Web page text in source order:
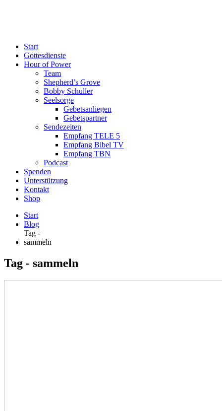
Start
Gottesdienste
Hour of Power
Team
Shepherd’s Grove
Bobby Schuller
Seelsorge
Gebetsanliegen
Gebetspartner
Sendezeiten
Empfang TELE 5
Empfang Bibel TV
Empfang TBN
Podcast
Spenden
Unterstützung
Kontakt
Shop
Start
Blog
Tag -
sammeln
Tag - sammeln